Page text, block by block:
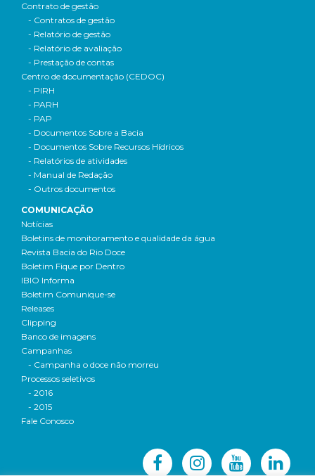
Contrato de gestão
- Contratos de gestão
- Relatório de gestão
- Relatório de avaliação
- Prestação de contas
Centro de documentação (CEDOC)
- PIRH
- PARH
- PAP
- Documentos Sobre a Bacia
- Documentos Sobre Recursos Hídricos
- Relatórios de atividades
- Manual de Redação
- Outros documentos
COMUNICAÇÃO
Notícias
Boletins de monitoramento e qualidade da água
Revista Bacia do Rio Doce
Boletim Fique por Dentro
IBIO Informa
Boletim Comunique-se
Releases
Clipping
Banco de imagens
Campanhas
- Campanha o doce não morreu
Processos seletivos
- 2016
- 2015
Fale Conosco